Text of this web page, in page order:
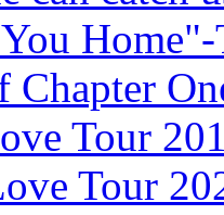
Chapter
Tour
Tour